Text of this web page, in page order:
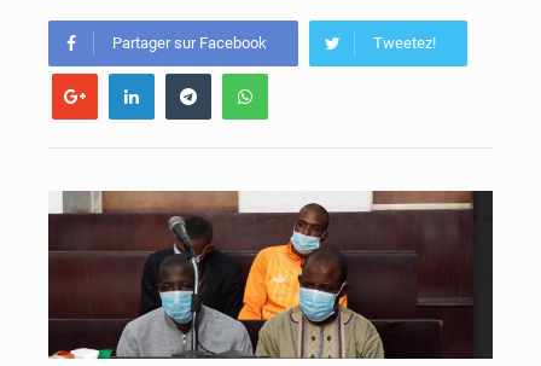
Partager sur Facebook Tweetez!